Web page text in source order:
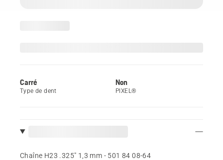
Carré
Type de dent
Non
PIXEL®
Chaîne H23 .325" 1,3 mm - 501 84 08‑64